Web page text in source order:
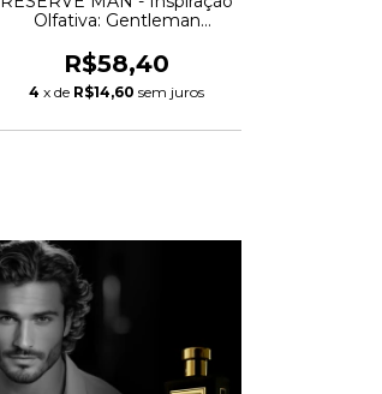
Olfativa: Gentleman
R$58,40
4 x de R$14,60 sem juros